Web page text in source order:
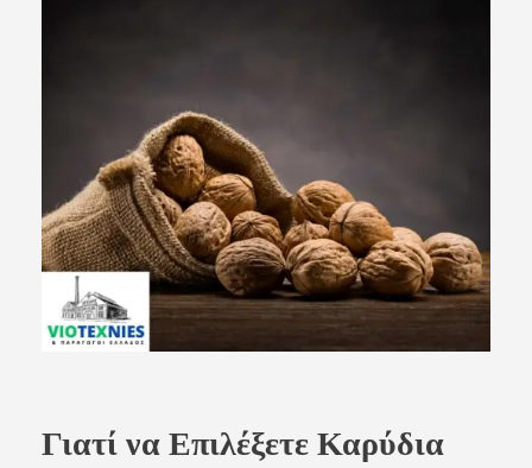
Αγαπημένα –
Γιατί να Επιλέξετε Καρύδια